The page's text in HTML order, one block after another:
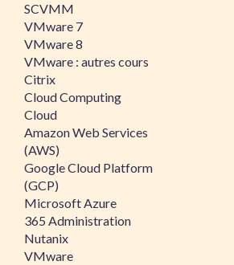
SCVMM
VMware 7
VMware 8
VMware : autres cours
Citrix
Cloud Computing
Cloud
Amazon Web Services
(AWS)
Google Cloud Platform
(GCP)
Microsoft Azure
365 Administration
Nutanix
VMware